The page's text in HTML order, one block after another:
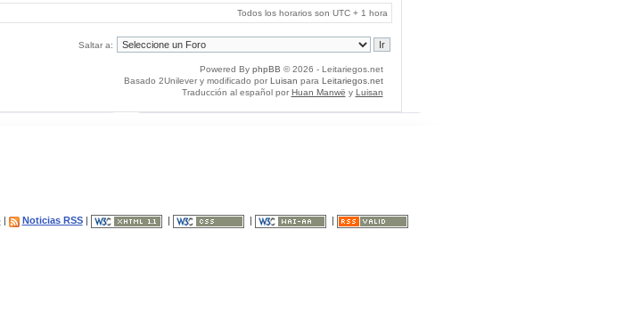
Todos los horarios son UTC + 1 hora
Saltar a:
Powered By phpBB © 2026 - Leitariegos.net
Basado 2Unilever y modificado por Luisan para Leitariegos.net
Traducción al español por Huan Manwë y Luisan
| Noticias RSS|